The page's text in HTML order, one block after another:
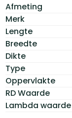
Afmeting
Merk
Lengte
Breedte
Dikte
Type
Oppervlakte
RD Waarde
Lambda waarde